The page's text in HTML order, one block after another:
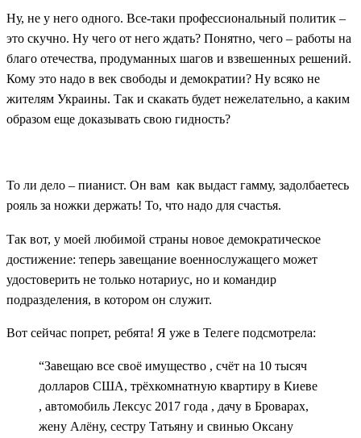
Ну, не у него одного. Все-таки профессиональный политик –
это скучно. Ну чего от него ждать? Понятно, чего – работы на
благо отечества, продуманных шагов и взвешенных решений.
Кому это надо в век свободы и демократии? Ну всяко не
жителям Украины. Так и скакать будет нежелательно, а каким
образом еще доказывать свою гидность?
То ли дело – пианист. Он вам как выдаст гамму, задолбаетесь
рояль за ножки держать! То, что надо для счастья.
Так вот, у моей любимой страны новое демократическое
достижение: теперь завещание военнослужащего может
удостоверить не только нотариус, но и командир
подразделения, в котором он служит.
Вот сейчас попрет, ребята! Я уже в Телеге подсмотрела:
“Завещаю все своё имущество , счёт на 10 тысяч
долларов США, трёхкомнатную квартиру в Киеве
, автомобиль Лексус 2017 года , дачу в Броварах,
жену Алёну, сестру Татьяну и свинью Оксану